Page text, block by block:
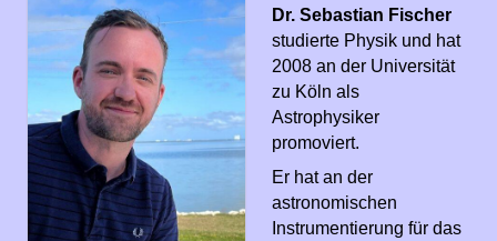
Dr. Sebastian Fischer
studierte Physik und hat
2008 an der Universität
zu Köln als
Astrophysiker
promoviert.
Er hat an der
astronomischen
Instrumentierung für das